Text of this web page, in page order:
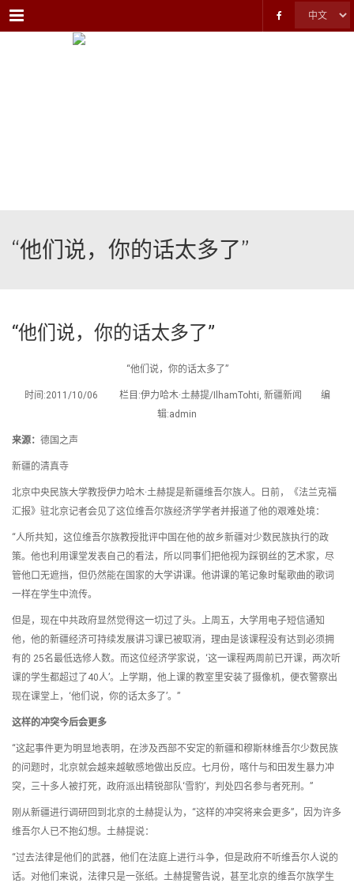
Menu
“他们说，你的话太多了”
“他们说，你的话太多了”
“他们说，你的话太多了”
时间:2011/10/06 栏目:伊力哈木·土赫提/IlhamTohti, 新疆新闻 编
辑:admin
来源： 德国之声
新疆的清真寺
北京中央民族大学教授伊力哈木·土赫提是新疆维吾尔族人。日前，《法兰克福
汇报》驻北京记者会见了这位维吾尔族经济学学者并报道了他的艰难处境：
“人所共知，这位维吾尔族教授批评中国在他的故乡新疆对少数民族执行的政
策。他也利用课堂发表自己的看法，所以同事们把他视为踩钢丝的艺术家，尽
管他口无遮挡，但仍然能在国家的大学讲课。他讲课的笔记象时髦歌曲的歌词
一样在学生中流传。
但是，现在中共政府显然觉得这一切过了头。上周五，大学用电子短信通知
他，他的新疆经济可持续发展讲习课已被取消，理由是该课程没有达到必须拥
有的 25名最低选修人数。而这位经济学家说，‘这一课程两周前已开课，两次听
课的学生都超过了40人’。上学期，他上课的教室里安装了摄像机，便衣警察出
现在课堂上，‘他们说，你的话太多了’。”
这样的冲突今后会更多
“这起事件更为明显地表明，在涉及西部不安定的新疆和穆斯林维吾尔少数民族
的问题时，北京就会越来越敏感地做出反应。七月份，喀什与和田发生暴力冲
突，三十多人被打死，政府派出精锐部队‘雪豹’，判处四名参与者死刑。”
刚从新疆进行调研回到北京的土赫提认为，“这样的冲突将来会更多”，因为许多
维吾尔人已不抱幻想。土赫提说：
“过去法律是他们的武器，他们在法庭上进行斗争，但是政府不听维吾尔人说的
话。对他们来说，法律只是一张纸。土赫提警告说，甚至北京的维吾尔族学生